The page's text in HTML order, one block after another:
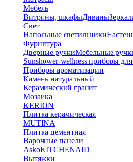
Мебель
Витрины, шкафыДиваны
Свет
Напольные светильники
Фурнитура
Дверные ручкиМебельные
Sunshower-wellness приборы
Приборы ароматизации
Камень натуральный
Керамический гранит
Мозаика
KERION
Плитка керамическая
MUTINA
Плитка цементная
Варочные панели
AskoKITCHENAID
Вытяжки